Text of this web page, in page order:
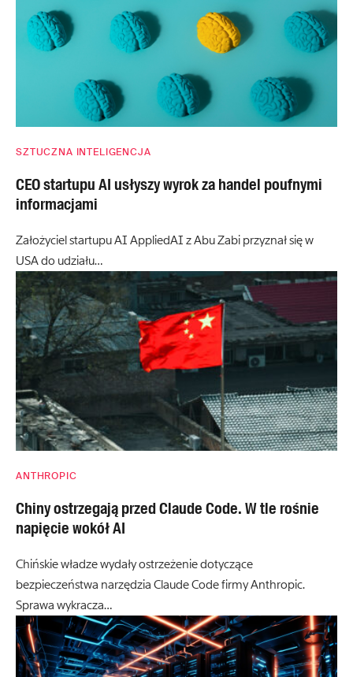
SZTUCZNA INTELIGENCJA
CEO startupu AI usłyszy wyrok za handel poufnymi
informacjami
Założyciel startupu AI AppliedAI z Abu Zabi przyznał się w
USA do udziału…
ANTHROPIC
Chiny ostrzegają przed Claude Code. W tle rośnie
napięcie wokół AI
Chińskie władze wydały ostrzeżenie dotyczące
bezpieczeństwa narzędzia Claude Code firmy Anthropic.
Sprawa wykracza…